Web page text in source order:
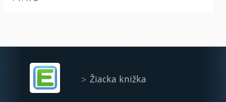
Žiacka knižka